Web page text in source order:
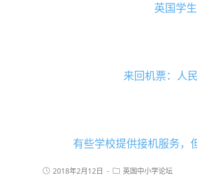
英国学
来回机票：人
有些学校提供接机服务，
2018年2月12日 英国中小学论坛